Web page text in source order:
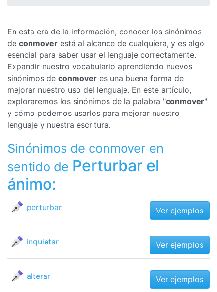
En esta era de la información, conocer los sinónimos
de conmover está al alcance de cualquiera, y es algo
esencial para saber usar el lenguaje correctamente.
Expandir nuestro vocabulario aprendiendo nuevos
sinónimos de conmover es una buena forma de
mejorar nuestro uso del lenguaje. En este artículo,
exploraremos los sinónimos de la palabra "conmover"
y cómo podemos usarlos para mejorar nuestro
lenguaje y nuestra escritura.
Sinónimos de conmover en
sentido de Perturbar el
ánimo:
perturbar Ver ejemplos
inquietar Ver ejemplos
alterar Ver ejemplos